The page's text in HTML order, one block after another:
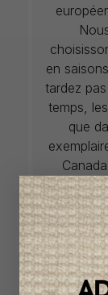
en
tardez
temps,
que